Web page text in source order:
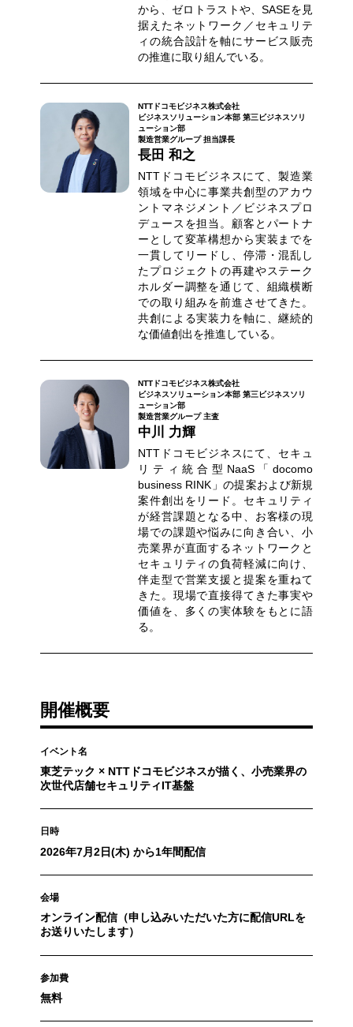
から、ゼロトラストや、SASEを見
据えたネットワーク／セキュリテ
ィの統合設計を軸にサービス販売
の推進に取り組んでいる。
NTTドコモビジネス株式会社
ビジネスソリューション本部 第三ビジネスソリ
ューション部
製造営業グループ 担当課長
長田 和之
NTTドコモビジネスにて、製造業
領域を中心に事業共創型のアカウ
ントマネジメント／ビジネスプロ
デュースを担当。顧客とパートナ
ーとして変革構想から実装までを
一貫してリードし、停滞・混乱し
たプロジェクトの再建やステーク
ホルダー調整を通じて、組織横断
での取り組みを前進させてきた。
共創による実装力を軸に、継続的
な価値創出を推進している。
NTTドコモビジネス株式会社
ビジネスソリューション本部 第三ビジネスソリ
ューション部
製造営業グループ 主査
中川 力輝
NTTドコモビジネスにて、セキュ
リティ統合型NaaS「docomo
business RINK」の提案および新規
案件創出をリード。セキュリティ
が経営課題となる中、お客様の現
場での課題や悩みに向き合い、小
売業界が直面するネットワークと
セキュリティの負荷軽減に向け、
伴走型で営業支援と提案を重ねて
きた。現場で直接得てきた事実や
価値を、多くの実体験をもとに語
る。
開催概要
イベント名
東芝テック × NTTドコモビジネスが描く、小売業界の
次世代店舗セキュリティIT基盤
日時
2026年7月2日(木) から1年間配信
会場
オンライン配信（申し込みいただいた方に配信URLを
お送りいたします）
参加費
無料